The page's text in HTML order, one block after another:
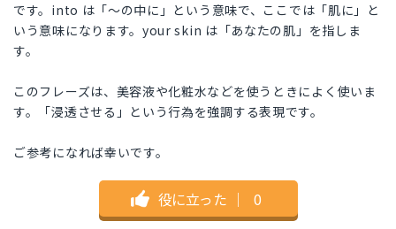
です。into は「〜の中に」という意味で、ここでは「肌に」と
いう意味になります。your skin は「あなたの肌」を指しま
す。
このフレーズは、美容液や化粧水などを使うときによく使いま
す。「浸透させる」という行為を強調する表現です。
ご参考になれば幸いです。
役に立った ｜ 0